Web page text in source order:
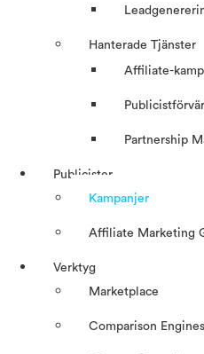
Hanterade Tjänster
Affiliate-
Partnership
Publicister
Kampanjer
Affiliate Marketing
Verktyg
Marketplace
Comparison Engines